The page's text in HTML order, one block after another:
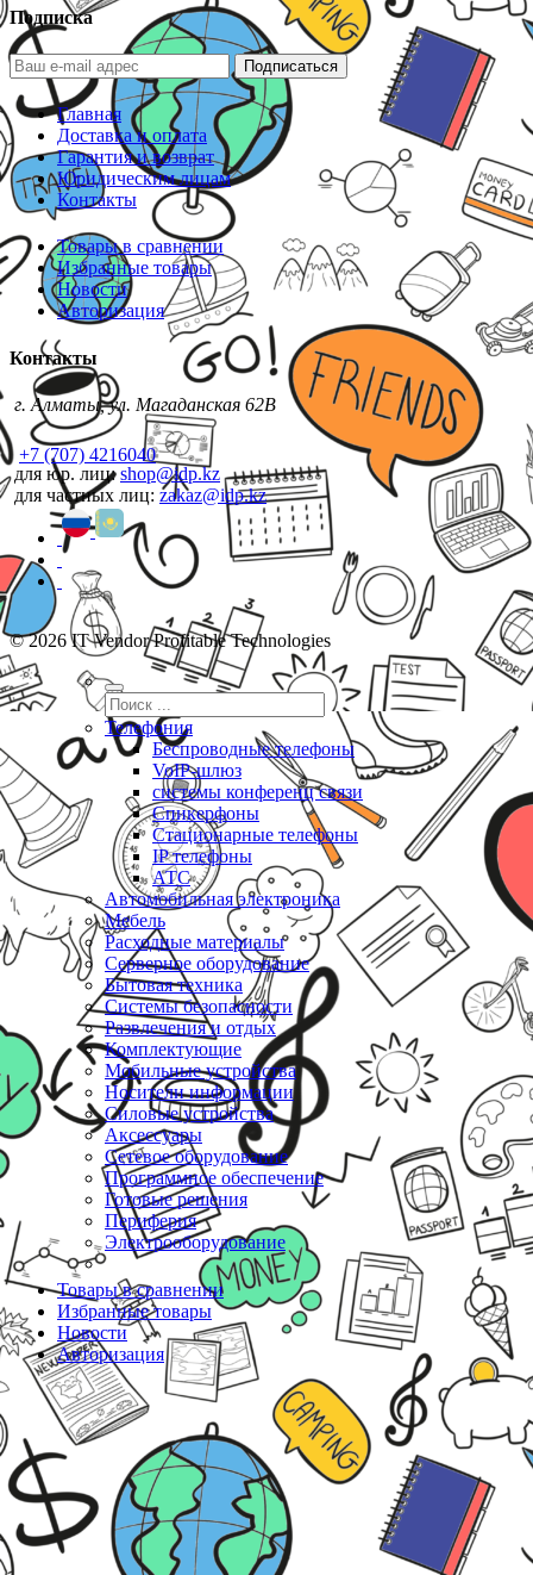
Подписка
Подписаться
Главная
Доставка и оплата
Гарантия и возврат
Юридическим лицам
Контакты
Товары в сравнении
Избранные товары
Новости
Авторизация
Контакты
г. Алматы, ул. Магаданская 62В
+7 (707) 4216040
для юр. лиц:shop@idp.kz
для частных лиц: zakaz@idp.kz
© 2026 IT Vendor Profitable Technologies
Телефония
Беспроводные телефоны
VoIP-шлюз
системы конференц связи
Спикерфоны
Стационарные телефоны
IP телефоны
АТС
Автомобильная электроника
Мебель
Расходные материалы
Серверное оборудование
Бытовая техника
Системы безопасности
Развлечения и отдых
Комплектующие
Мобильные устройства
Носители информации
Силовые устройства
Аксессуары
Сетевое оборудование
Программное обеспечение
Готовые решения
Периферия
Электрооборудование
Товары в сравнении
Избранные товары
Новости
Авторизация